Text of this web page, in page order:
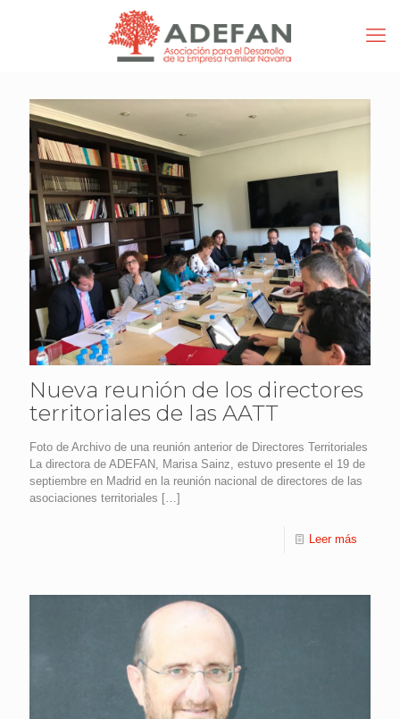
Nueva reunión de los directores
territoriales de las AATT
Foto de Archivo de una reunión anterior de Directores Territoriales
La directora de ADEFAN, Marisa Sainz, estuvo presente el 19 de
septiembre en Madrid en la reunión nacional de directores de las
asociaciones territoriales […]
Leer más